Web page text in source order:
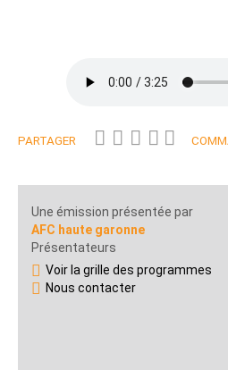
PARTAGER
Une émission présentée par
AFC haute garonne
Présentateurs
Voir la grille des programmes
Nous contacter